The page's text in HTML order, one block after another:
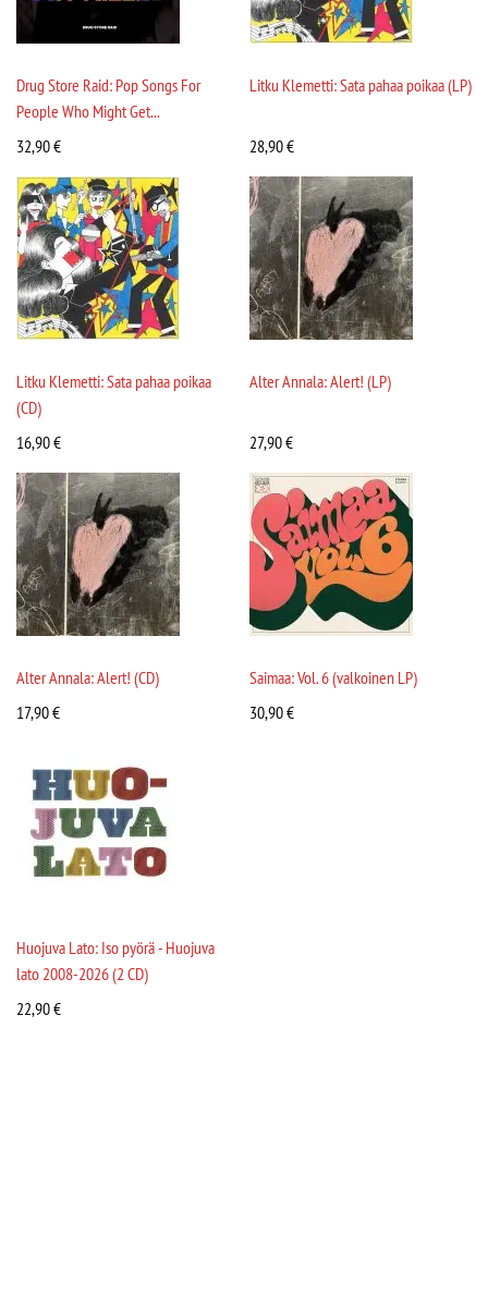
Drug Store Raid: Pop Songs For
People Who Might Get...
32,90€
Litku Klemetti: Sata pahaa poikaa (LP)
28,90€
Litku Klemetti: Sata pahaa poikaa
(CD)
16,90€
Alter Annala: Alert! (LP)
27,90€
Alter Annala: Alert! (CD)
17,90€
Saimaa: Vol. 6 (valkoinen LP)
30,90€
Huojuva Lato: Iso pyörä - Huojuva
lato 2008-2026 (2 CD)
22,90€